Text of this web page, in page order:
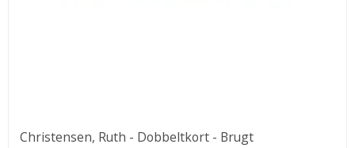
Christensen, Ruth - Dobbeltkort - Brugt